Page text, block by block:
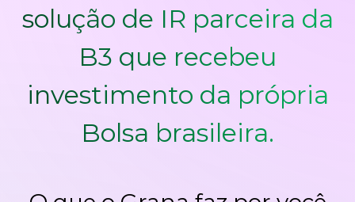
solução de IR parceira da
B3 que recebeu
investimento da própria
Bolsa brasileira.